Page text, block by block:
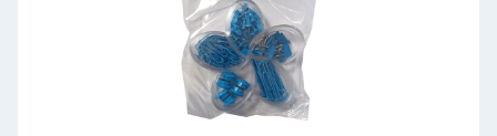
Диски CD-R, CD-RW, DVD-R, DVD-RW
Карты памяти, внешние аккумуляторы(Power
Garden"магн-6ш
50мм-20шт,кнопки-30шт,заж.15мм-10шт